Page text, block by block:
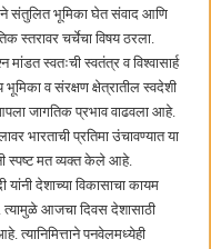
संतुलित भूमिका घेत संवाद आणि
स्तरावर चर्चेचा विषय ठरला.
स्वतःची स्वतंत्र व विश्वासार्ह
व संरक्षण क्षेत्रातील स्वदेशी
जागतिक प्रभाव वाढवला आहे.
भारताची प्रतिमा उंचावण्यात या
स्पष्ट मत व्यक्त केले आहे.
यांनी देशाच्या विकासाचा कायम
आजचा दिवस देशासाठी
त्यानिमित्ताने पनवेलमध्येही